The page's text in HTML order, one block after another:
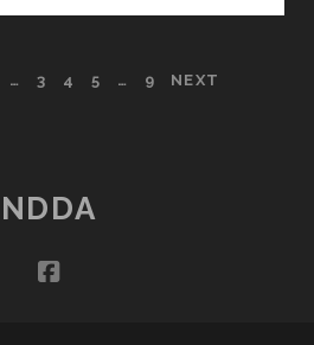
… 3 4 5 … 9 NEXT
NDDA
facebook